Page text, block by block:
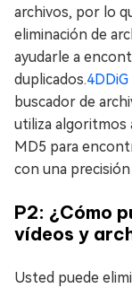
archivos, por lo
eliminación de
ayudarle a
duplicados.
buscador de
utiliza algoritmos
MD5 para
con una
P2: ¿Cómo
vídeos y
Usted puede